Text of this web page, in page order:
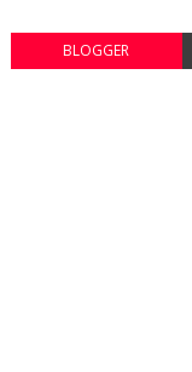
BLOGGER